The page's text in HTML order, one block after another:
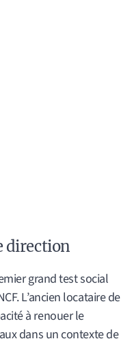
direction
grand test social
L’ancien locataire de
à renouer le
dans un contexte de